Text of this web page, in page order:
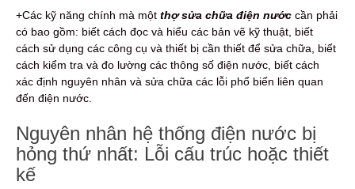
+Các kỹ năng chính mà một thợ sửa chữa điện nước cần phải
có bao gồm: biết cách đọc và hiểu các bản vẽ kỹ thuật, biết
cách sử dụng các công cụ và thiết bị cần thiết để sửa chữa, biết
cách kiểm tra và đo lường các thông số điện nước, biết cách
xác định nguyên nhân và sửa chữa các lỗi phổ biến liên quan
đến điện nước.
Nguyên nhân hệ thống điện nước bị
hỏng thứ nhất: Lỗi cấu trúc hoặc thiết
kế